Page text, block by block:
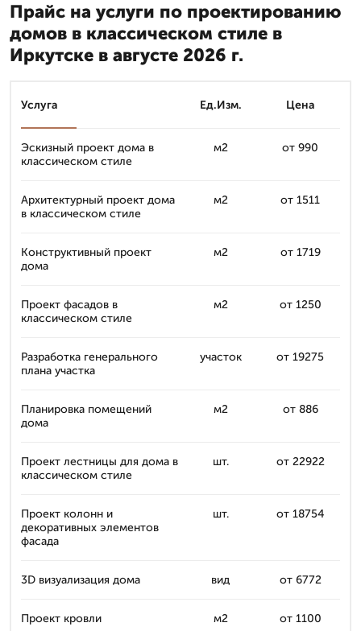
Прайс на услуги по проектированию
домов в классическом стиле в
Иркутске в августе 2026 г.
Услуга Ед.Изм. Цена
Эскизный проект дома в
классическом стиле
м2 от 990
Архитектурный проект дома
в классическом стиле
м2 от 1511
Конструктивный проект
дома
м2 от 1719
Проект фасадов в
классическом стиле
м2 от 1250
Разработка генерального
плана участка
участок от 19275
Планировка помещений
дома
м2 от 886
Проект лестницы для дома в
классическом стиле
шт. от 22922
Проект колонн и
декоративных элементов
фасада
шт. от 18754
3D визуализация дома вид от 6772
Проект кровли м2 от 1100